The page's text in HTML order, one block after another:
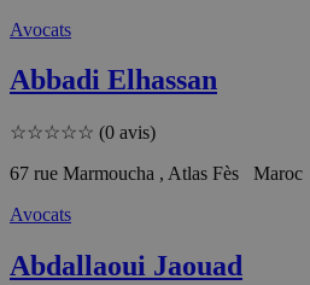
Avocats
Abbadi Elhassan
☆☆☆☆☆ (0 avis)
67 rue Marmoucha , Atlas Fès Maroc
Avocats
Abdallaoui Jaouad